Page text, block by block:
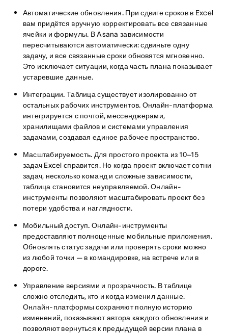
Автоматические обновления.При сдвиге сроков в Excel
вам придётся вручную корректировать все связанные
ячейки и формулы. В Asana зависимости
пересчитываются автоматически: сдвиньте одну
задачу, и все связанные сроки обновятся мгновенно.
Это исключает ситуации, когда часть плана показывает
устаревшие данные.
Интеграции. Таблица существует изолированно от
остальных рабочих инструментов. Онлайн-платформа
интегрируется с почтой, мессенджерами,
хранилищами файлов и системами управления
задачами, создавая единое рабочее пространство.
Масштабируемость. Для простого проекта из 10–15
задач Excel справится. Но когда проект включает сотни
задач, несколько команд и сложные зависимости,
таблица становится неуправляемой. Онлайн-
инструменты позволяют масштабировать проект без
потери удобства и наглядности.
Мобильный доступ. Онлайн-инструменты
предоставляют полноценные мобильные приложения.
Обновлять статус задачи или проверять сроки можно
из любой точки — в командировке, на встрече или в
дороге.
Управление версиями и прозрачность. В таблице
сложно отследить, кто и когда изменил данные.
Онлайн-платформы сохраняют полную историю
изменений, показывают автора каждого обновления и
позволяют вернуться к предыдущей версии плана в